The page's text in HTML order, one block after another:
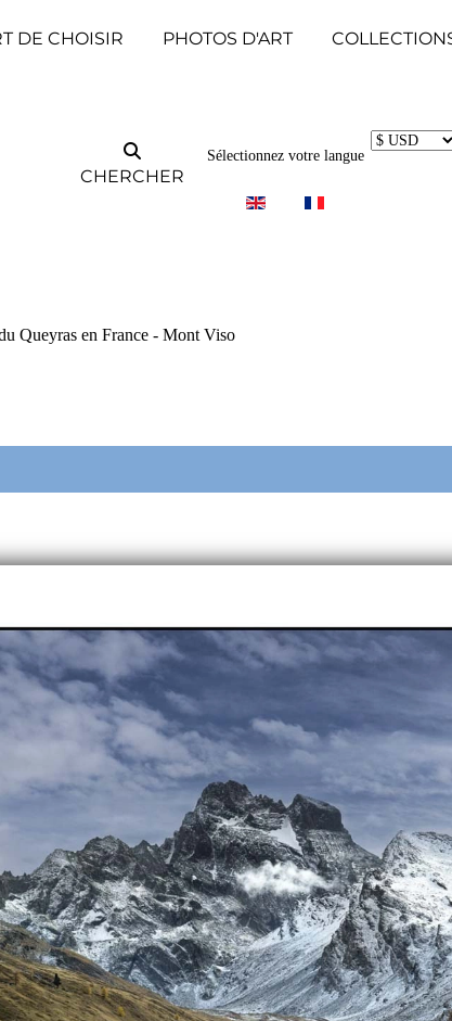
DE CHOISIR PHOTOS D'ART
CHERCHER
Sélectionnez votre langue
Queyras en France - Mont Viso